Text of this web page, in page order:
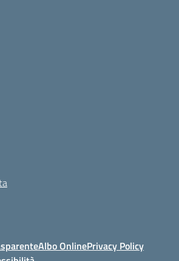
Albo OnlinePrivacy Policy